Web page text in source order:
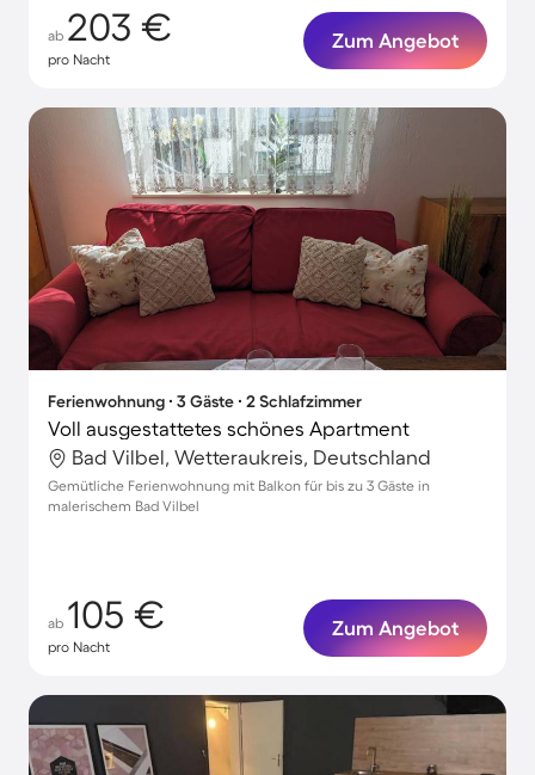
ab 203 €
pro Nacht
Zum Angebot
Ferienwohnung ∙ 3 Gäste ∙ 2 Schlafzimmer
Voll ausgestattetes schönes Apartment
Bad Vilbel, Wetteraukreis, Deutschland
Gemütliche Ferienwohnung mit Balkon für bis zu 3 Gäste in
malerischem Bad Vilbel
ab 105 €
pro Nacht
Zum Angebot